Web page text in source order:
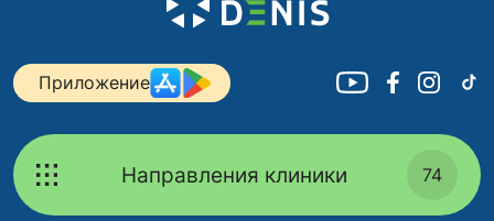
Приложение
Направления клиники 74